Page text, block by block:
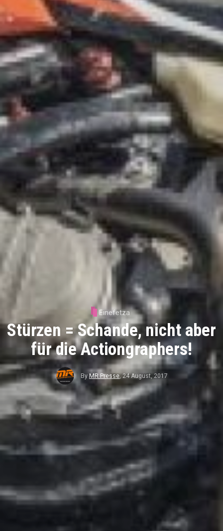
Einefetza
Stürzen = Schande, nicht aber
für die Actiongraphers!
By MR Presse,24 August, 2017